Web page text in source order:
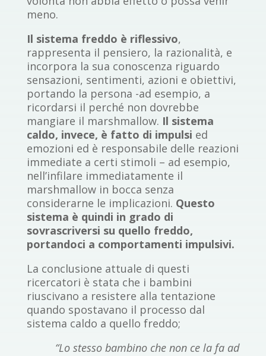
meno.
Il sistema freddo è riflessivo,
rappresenta il pensiero, la razionalità, e
incorpora la sua conoscenza riguardo
sensazioni, sentimenti, azioni e obiettivi,
portando la persona -ad esempio, a
ricordarsi il perché non dovrebbe
mangiare il marshmallow. Il sistema
caldo, invece, è fatto di impulsi ed
emozioni ed è responsabile delle reazioni
immediate a certi stimoli – ad esempio,
nell’infilare immediatamente il
marshmallow in bocca senza
considerarne le implicazioni. Questo
sistema è quindi in grado di
sovrascriversi su quello freddo,
portandoci a comportamenti impulsivi.
La conclusione attuale di questi
ricercatori è stata che i bambini
riuscivano a resistere alla tentazione
quando spostavano il processo dal
sistema caldo a quello freddo;
“Lo stesso bambino che non ce la fa ad